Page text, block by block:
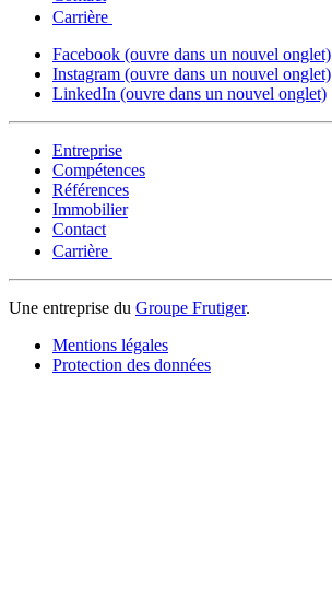
Carrière
Facebook (ouvre dans un nouvel onglet)
Instagram (ouvre dans un nouvel onglet)
LinkedIn (ouvre dans un nouvel onglet)
Entreprise
Compétences
Références
Immobilier
Contact
Carrière
Une entreprise du Groupe Frutiger.
Mentions légales
Protection des données